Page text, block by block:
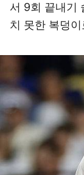
서 9회 끝내기
치 못한 복덩